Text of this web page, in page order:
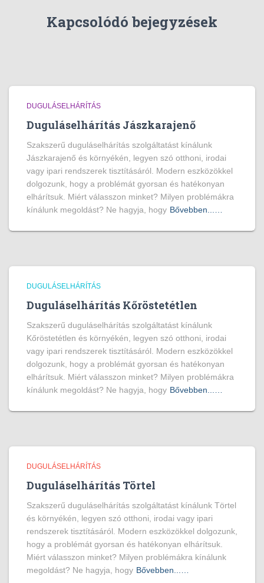
Kapcsolódó bejegyzések
DUGULÁSELHÁRÍTÁS
Duguláselhárítás Jászkarajenő
Szakszerű duguláselhárítás szolgáltatást kínálunk
Jászkarajenő és környékén, legyen szó otthoni, irodai
vagy ipari rendszerek tisztításáról. Modern eszközökkel
dolgozunk, hogy a problémát gyorsan és hatékonyan
elhárítsuk. Miért válasszon minket? Milyen problémákra
kínálunk megoldást? Ne hagyja, hogy Bővebben...…
DUGULÁSELHÁRÍTÁS
Duguláselhárítás Kőröstetétlen
Szakszerű duguláselhárítás szolgáltatást kínálunk
Kőröstetétlen és környékén, legyen szó otthoni, irodai
vagy ipari rendszerek tisztításáról. Modern eszközökkel
dolgozunk, hogy a problémát gyorsan és hatékonyan
elhárítsuk. Miért válasszon minket? Milyen problémákra
kínálunk megoldást? Ne hagyja, hogy Bővebben...…
DUGULÁSELHÁRÍTÁS
Duguláselhárítás Törtel
Szakszerű duguláselhárítás szolgáltatást kínálunk Törtel
és környékén, legyen szó otthoni, irodai vagy ipari
rendszerek tisztításáról. Modern eszközökkel dolgozunk,
hogy a problémát gyorsan és hatékonyan elhárítsuk.
Miért válasszon minket? Milyen problémákra kínálunk
megoldást? Ne hagyja, hogy Bővebben...…